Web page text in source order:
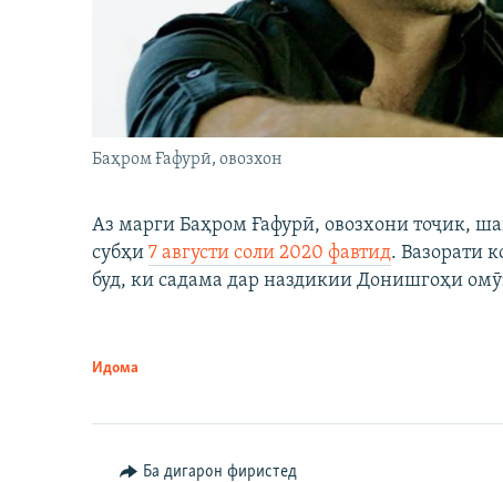
Баҳром Ғафурӣ, овозхон
Аз марги Баҳром Ғафурӣ, овозхони тоҷик,
субҳи 7 августи соли 2020 фавтид. Вазорати
буд, ки садама дар наздикии Донишгоҳи
Идома
Ба дигарон фиристед